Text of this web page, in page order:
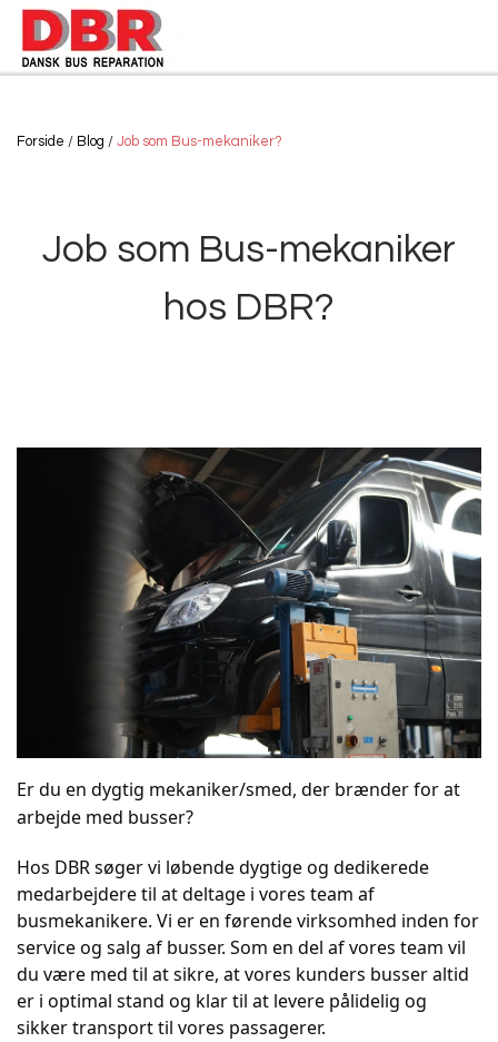
Forside Blog Job som Bus-mekaniker?
Job som Bus-mekaniker
hos DBR?
Er du en dygtig mekaniker/smed, der brænder for at
arbejde med busser?
Hos DBR søger vi løbende dygtige og dedikerede
medarbejdere til at deltage i vores team af
busmekanikere. Vi er en førende virksomhed inden for
service og salg af busser. Som en del af vores team vil
du være med til at sikre, at vores kunders busser altid
er i optimal stand og klar til at levere pålidelig og
sikker transport til vores passagerer.